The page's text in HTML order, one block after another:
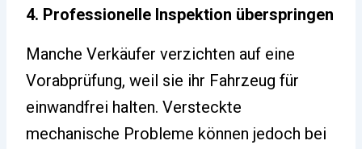
4. Professionelle Inspektion überspringen
Manche Verkäufer verzichten auf eine
Vorabprüfung, weil sie ihr Fahrzeug für
einwandfrei halten. Versteckte
mechanische Probleme können jedoch bei